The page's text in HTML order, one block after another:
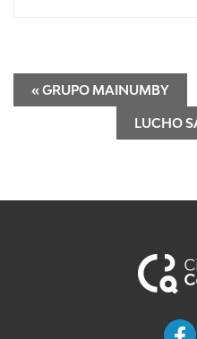
«GRUPO MAINUMBY
LUCHO